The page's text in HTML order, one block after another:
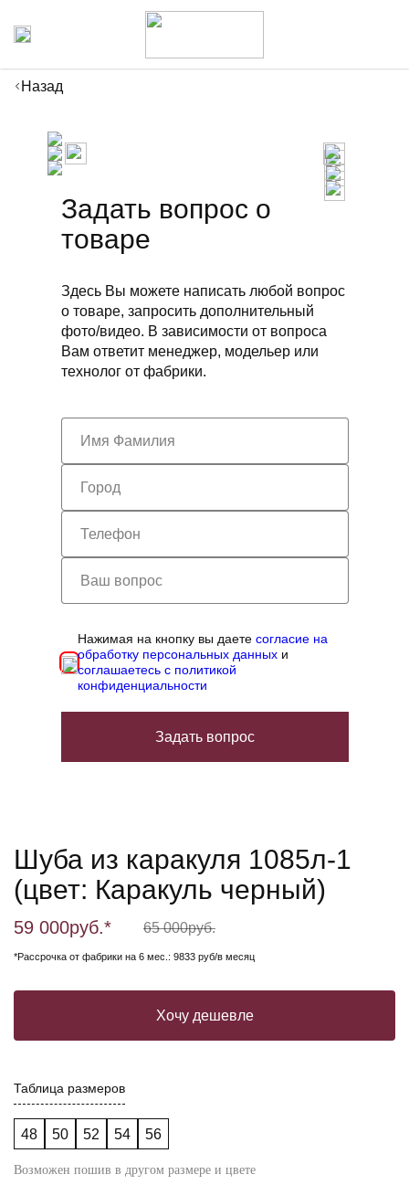
Назад
Задать вопрос о
товаре
Здесь Вы можете написать любой вопрос
о товаре, запросить дополнительный
фото/видео. В зависимости от вопроса
Вам ответит менеджер, модельер или
технолог от фабрики.
Нажимая на кнопку вы даетесогласие на
обработку персональных данных и
соглашаетесь с политикой
конфиденциальности
Задать вопрос
Шуба из каракуля 1085л-1
(цвет: Каракуль черный)
59 000руб.* 65 000руб.
*Рассрочка от фабрики на 6 мес.: 9833 руб/в месяц
Хочу дешевле
Таблица размеров
48 50 52 54 56
Возможен пошив в другом размере и цвете